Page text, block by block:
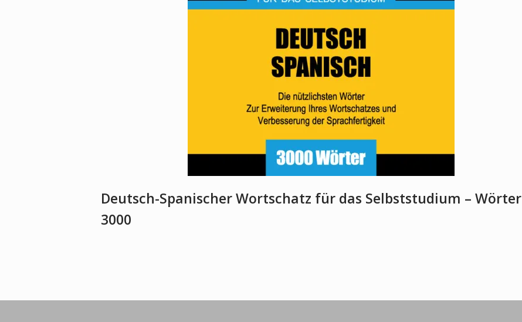
Deutsch-Spanischer Wortschatz für das Selbststudium – Wörter
3000